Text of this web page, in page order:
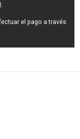
el pago a través